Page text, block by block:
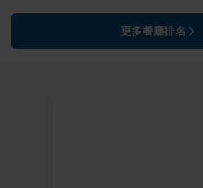
更多餐廳排名